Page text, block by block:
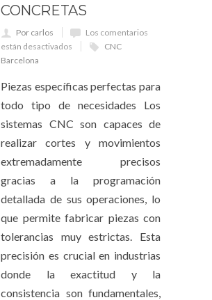
CONCRETAS
Por carlos
Los comentarios
están desactivados
CNC
Barcelona
Piezas específicas perfectas para
todo tipo de necesidades Los
sistemas CNC son capaces de
realizar cortes y movimientos
extremadamente precisos
gracias a la programación
detallada de sus operaciones, lo
que permite fabricar piezas con
tolerancias muy estrictas. Esta
precisión es crucial en industrias
donde la exactitud y la
consistencia son fundamentales,